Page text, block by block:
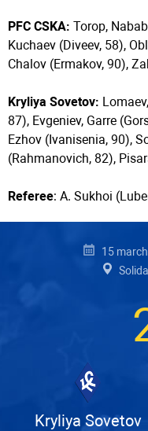
PFC CSKA: Torop,
Kuchaev (Diveev, 58),
Chalov (Ermakov, 90),
Kryliya Sovetov:
87), Evgeniev, Garre
Ezhov (Ivanisenia, 90),
(Rahmanovich, 82),
Referee: A. Sukhoi
15
Kryliya Sovetov